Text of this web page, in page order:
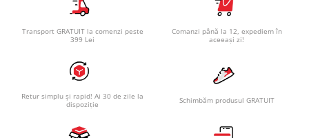
Transport GRATUIT la comenzi peste
399 Lei
Comanzi până la 12, expediem în
aceeași zi!
Retur simplu și rapid! Ai 30 de zile la
dispoziție
Schimbăm produsul GRATUIT